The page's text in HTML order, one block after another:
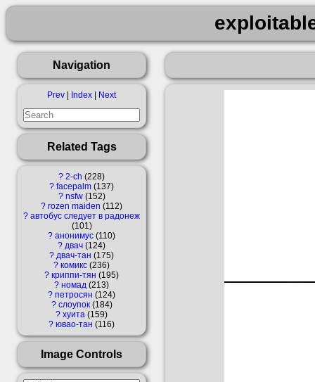
Navigation
Prev Index Next
Related Tags
? 2-ch 228
? facepalm 137
? nsfw 152
? rozen maiden
112
? автобус следует в радонеж
101
? анонимус 110
? двач 124
? двач-тан
175
? комикс 236
? криппи-тян
195
? номад 213
? петросян
124
? слоупок 184
? хуита 159
? ювао-тан 116
Image Controls